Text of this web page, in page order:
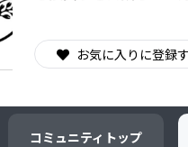
ゲーム・サービス
ソーシャルグッド
お気に入りに登録
コミュニティ トップ